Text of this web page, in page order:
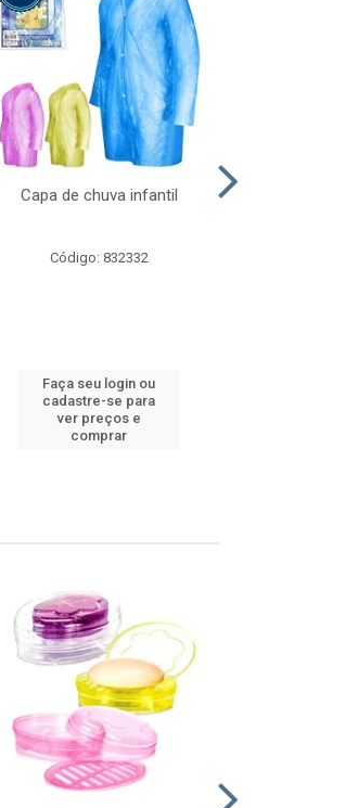
Capa de chuva infantil
Código: 832332
Faça seu login ou
cadastre-se para
ver preços e
comprar